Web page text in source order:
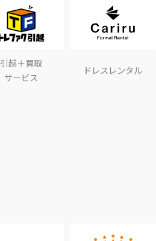
引越＋買取
サービス
ドレスレンタル